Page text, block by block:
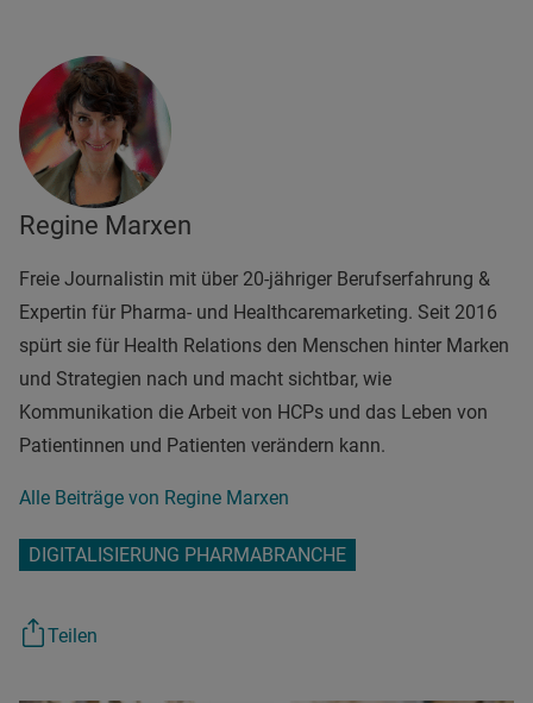
Regine Marxen
Freie Journalistin mit über 20-jähriger Berufserfahrung &
Expertin für Pharma- und Healthcaremarketing. Seit 2016
spürt sie für Health Relations den Menschen hinter Marken
und Strategien nach und macht sichtbar, wie
Kommunikation die Arbeit von HCPs und das Leben von
Patientinnen und Patienten verändern kann.
Alle Beiträge von Regine Marxen
DIGITALISIERUNG PHARMABRANCHE
Teilen